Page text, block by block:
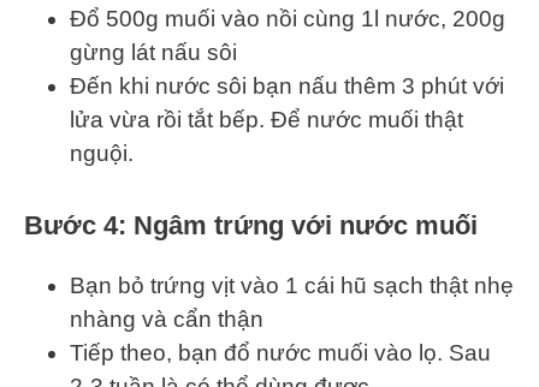
Đổ 500g muối vào nồi cùng 1l nước, 200g
gừng lát nấu sôi
Đến khi nước sôi bạn nấu thêm 3 phút với
lửa vừa rồi tắt bếp. Để nước muối thật
nguội.
Bước 4: Ngâm trứng với nước muối
Bạn bỏ trứng vịt vào 1 cái hũ sạch thật nhẹ
nhàng và cẩn thận
Tiếp theo, bạn đổ nước muối vào lọ. Sau